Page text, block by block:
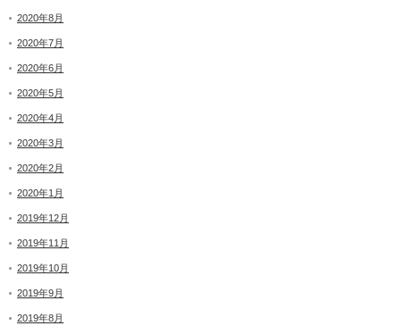
2020年8月
2020年7月
2020年6月
2020年5月
2020年4月
2020年3月
2020年2月
2020年1月
2019年12月
2019年11月
2019年10月
2019年9月
2019年8月